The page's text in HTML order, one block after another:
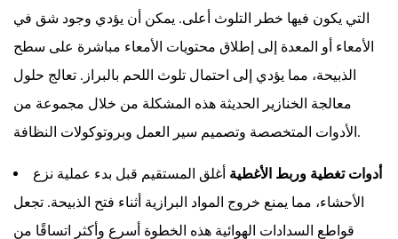
التي يكون فيها خطر التلوث أعلى. يمكن أن يؤدي وجود شق في
الأمعاء أو المعدة إلى إطلاق محتويات الأمعاء مباشرة على سطح
الذبيحة، مما يؤدي إلى احتمال تلوث اللحم بالبراز. تعالج حلول
معالجة الخنازير الحديثة هذه المشكلة من خلال مجموعة من
الأدوات المتخصصة وتصميم سير العمل وبروتوكولات النظافة.
أدوات تغطية وربط الأغطية أغلق المستقيم قبل بدء عملية نزع
الأحشاء، مما يمنع خروج المواد البرازية أثناء فتح الذبيحة. تجعل
قواطع السدادات الهوائية هذه الخطوة أسرع وأكثر اتساقًا من